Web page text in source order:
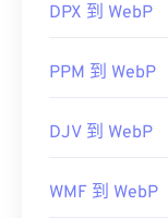
DPX 到 WebP
PPM 到 WebP
DJV 到 WebP
WMF 到 WebP